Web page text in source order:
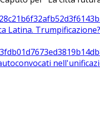
Latina. Trumpificazione?